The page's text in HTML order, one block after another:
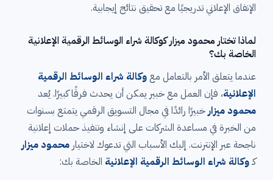
الإنفاق الإعلاني تدريجيًا مع تحقيق نتائج إيجابية.
لماذا تختار محمود ميزار كوكالة شراء الوسائط الرقمية الإعلانية
الخاصة بك؟
عندما يتعلق الأمر بالتعامل مع وكالة شراء الوسائط الرقمية
الإعلانية، فإن العمل مع خبير يمكن أن يحدث فرقًا كبيرًا. يُعد
محمود ميزارخبيرًا رائدًا في مجال التسويق الرقمي يتمتع بسنوات
من الخبرة في مساعدة الشركات على إنشاء وتنفيذ حملات إعلانية
ناجحة عبر الإنترنت. إليك الأسباب التي تدعوك لاختيار محمود ميزار
كـوكالة شراء الوسائط الرقمية الإعلانية الخاصة بك: